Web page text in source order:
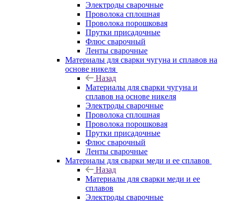
Электроды сварочные
Проволока сплошная
Проволока порошковая
Прутки присадочные
Флюс сварочный
Ленты сварочные
Материалы для сварки чугуна и сплавов на
основе никеля
Назад
Материалы для сварки чугуна и
сплавов на основе никеля
Электроды сварочные
Проволока сплошная
Проволока порошковая
Прутки присадочные
Флюс сварочный
Ленты сварочные
Материалы для сварки меди и ее сплавов
Назад
Материалы для сварки меди и ее
сплавов
Электроды сварочные